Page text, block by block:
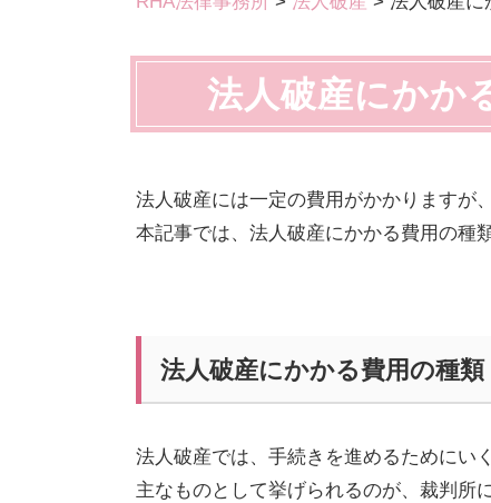
法人破産にかか
法人破産には一定の費用がかかりますが
本記事では、法人破産にかかる費用の種
法人破産にかかる費用の種類
法人破産では、手続きを進めるためにい
主なものとして挙げられるのが、裁判所